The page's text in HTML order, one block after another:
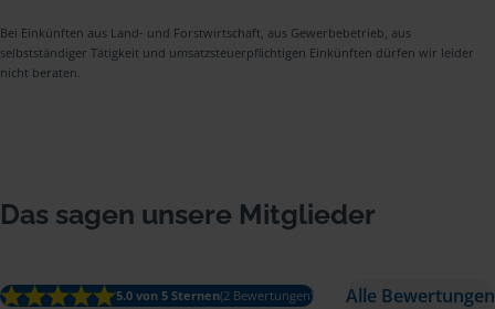
Bei Einkünften aus Land- und Forstwirtschaft, aus Gewerbebetrieb, aus
selbstständiger Tätigkeit und umsatzsteuerpflichtigen Einkünften dürfen wir leider
nicht beraten.
Das sagen unsere Mitglieder
5.0 von 5 Sternen(2 Bewertungen) Alle Bewertungen